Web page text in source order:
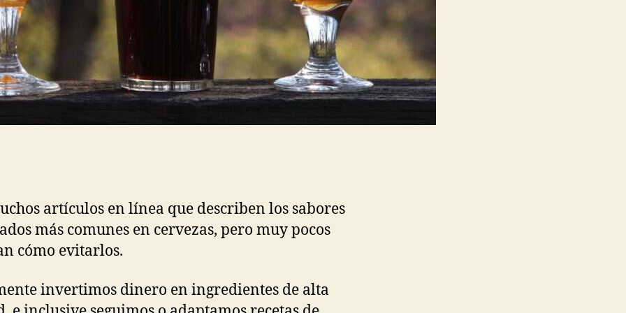
artículos en línea que describen los sabores
más comunes en cervezas, pero muy pocos
cómo evitarlos.
invertimos dinero en ingredientes de alta